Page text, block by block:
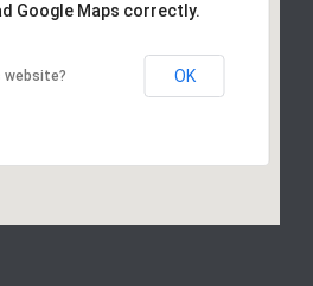
Google Maps correctly.
website? OK